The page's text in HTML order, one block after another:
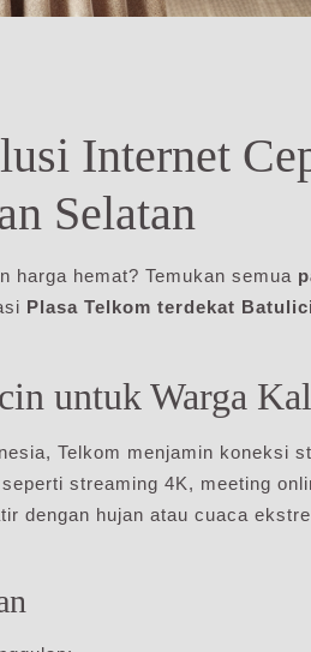
Internet
Selatan
harga hemat? Temukan semua
Plasa Telkom terdekat
untuk Warga
Telkom menjamin koneksi
streaming 4K, meeting
dengan hujan atau cuaca